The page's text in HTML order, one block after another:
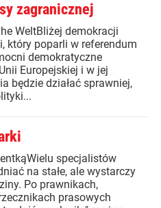
zagranicznej
WeltBliżej demokracji
który poparli w referendum
demokratyczne
Europejskiej i w jej
będzie działać sprawniej,
specjalistów
na stałe, ale wystarczy
Po prawnikach,
prasowych